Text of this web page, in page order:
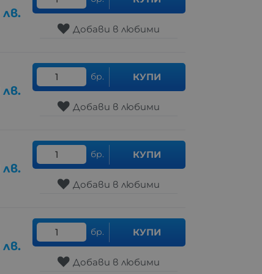
лв.
Добави в любими
лв.
бр. КУПИ
Добави в любими
лв.
бр. КУПИ
Добави в любими
лв.
бр. КУПИ
Добави в любими